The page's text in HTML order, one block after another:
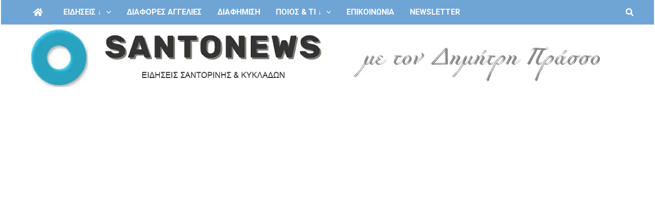
ΕΙΔΗΣΕΙΣ ↓ ΔΙΑΦΟΡΕΣ ΑΓΓΕΛΙΕΣ ΔΙΑΦΗΜΙΣΗ ΠΟΙΟΣ & ΤΙ ↓ ΕΠΙΚΟΙΝΩΝΙΑ NEWSLETTER